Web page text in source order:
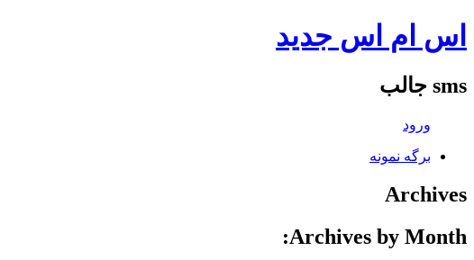
اس ام اس جدید
sms جالب
ورود
برگه نمونه
Archives
Archives by Month: